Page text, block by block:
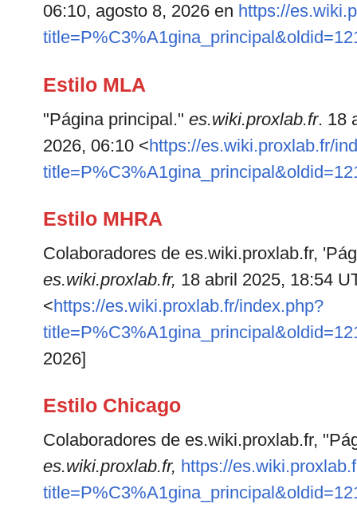
06:10, agosto 8, 2026 en https://
Estilo MLA
"Página principal." es.wiki.proxlab.fr. 18
2026, 06:10 <https://es.wiki.proxlab.fr/
Estilo MHRA
Colaboradores de es.wiki.proxlab.fr,
es.wiki.proxlab.fr, 18 abril 2025, 18:54
<https://es.wiki.proxlab.fr/index.php?
2026]
Estilo Chicago
Colaboradores de es.wiki.proxlab.fr,
es.wiki.proxlab.fr, https://